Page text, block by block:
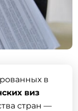
в
виз
стран —